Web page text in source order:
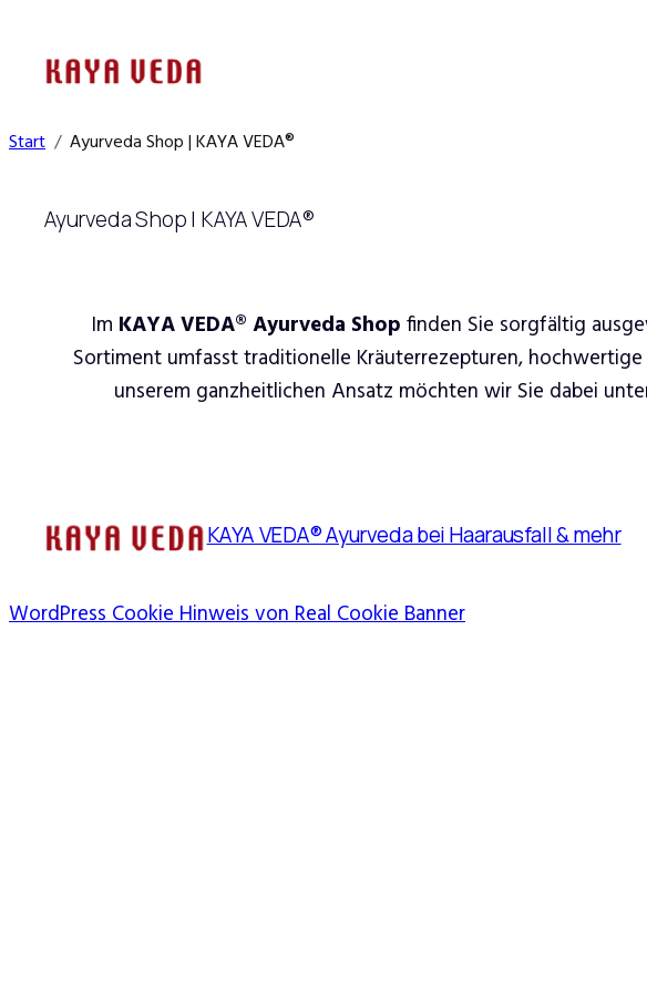
Inhalt
springen
Start Ayurveda Shop | KAYA VEDA®
Ayurveda Shop | KAYA VEDA®
Im KAYA VEDA® Ayurveda Shop finden Sie sorgfältig
Sortiment umfasst traditionelle Kräuterrezepturen,
unserem ganzheitlichen Ansatz möchten wir Sie dabei
KAYA VEDA® Ayurveda bei Haarausfall & mehr
WordPress Cookie Hinweis von Real Cookie Banner